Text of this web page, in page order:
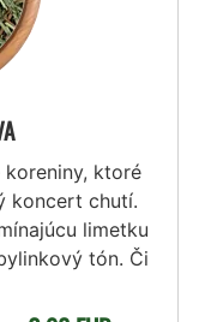
ktoré
koncert chutí.
limetku
tón. Či